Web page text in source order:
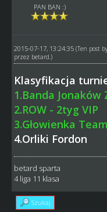
PAN BAN :)
2015-07-17, 13:24:35 (Ten post
przez betard .)
Klasyfikacja
1.Banda Jonaków
2.ROW - 2tyg VIP
3.Głowienka
4.Orliki Fordon
betard sparta
4 liga 11 klasa
Szukaj